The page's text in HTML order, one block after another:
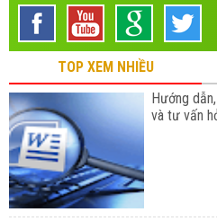
TOP XEM NHIỀU
Hướng
và tư vấn